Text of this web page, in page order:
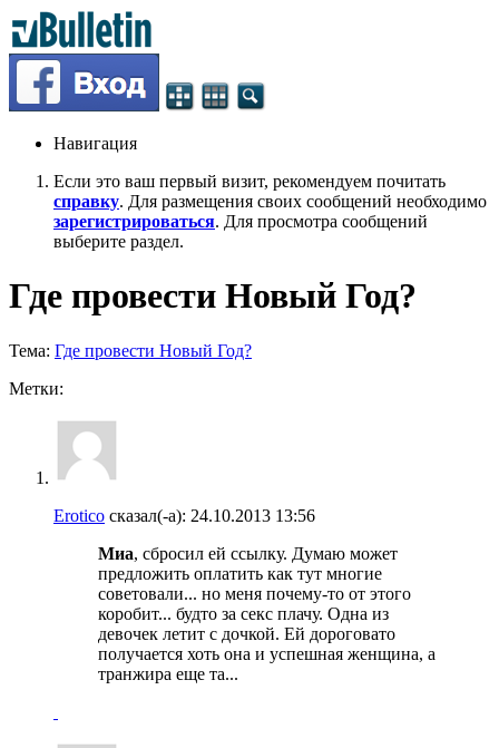
Навигация
Если это ваш первый визит, рекомендуем почитать
справку. Для размещения своих сообщений необходимо
зарегистрироваться. Для просмотра сообщений
выберите раздел.
Где провести Новый Год?
Тема: Где провести Новый Год?
Метки:
Erotico сказал(-а): 24.10.2013 13:56
Миа, сбросил ей ссылку. Думаю может
предложить оплатить как тут многие
советовали... но меня почему-то от этого
коробит... будто за секс плачу. Одна из
девочек летит с дочкой. Ей дороговато
получается хоть она и успешная женщина, а
транжира еще та...